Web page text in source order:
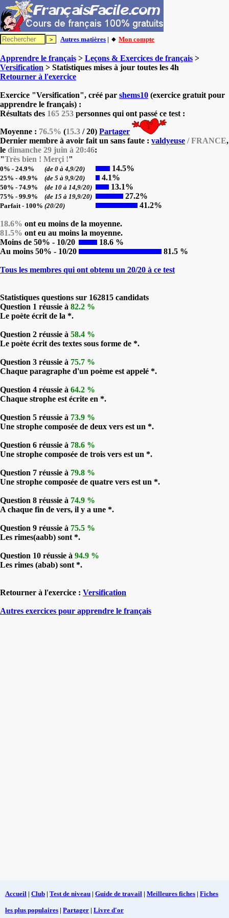
Autres matières | 🔸 Mon compte
Apprendre le français > Leçons & Exercices de français >
Versification > Statistiques mises à jour toutes les 4h
Retourner à l'exercice
Exercice "Versification", créé par shems10 (exercice gratuit pour
apprendre le français) :
Résultats des 165 253 personnes qui ont passé ce test :
Moyenne : 76.5% (15.3 / 20) Partager
Dernier membre à avoir fait un sans faute : valdyeuse / FRANCE,
le dimanche 29 juin à 20:46:
"Très bien ! Merçi !"
0% - 24.9% (de 0 à 4,9/20) 14.5%
25% - 49.9% (de 5 à 9,9/20) 4.1%
50% - 74.9% (de 10 à 14,9/20) 13.1%
75% - 99.9% (de 15 à 19,9/20) 27.2%
Parfait - 100% (20/20) 41.2%
18.6% ont eu moins de la moyenne.
81.5% ont eu au moins la moyenne.
Moins de 50% - 10/20
18.6 %
Au moins 50% - 10/20
81.5 %
Tous les membres qui ont obtenu un 20/20 à ce test
Statistiques questions sur 162815 candidats
Question 1 réussie à 82.2 %
Le poète écrit de la *.
Question 2 réussie à 58.4 %
Le poète écrit des textes sous forme de *.
Question 3 réussie à 75.7 %
Chaque paragraphe d'un poème est appelé *.
Question 4 réussie à 64.2 %
Chaque strophe est écrite en *.
Question 5 réussie à 73.9 %
Une strophe composée de deux vers est un *.
Question 6 réussie à 78.6 %
Une strophe composée de trois vers est un *.
Question 7 réussie à 79.8 %
Une strophe composée de quatre vers est un *.
Question 8 réussie à 74.9 %
A chaque fin de vers, il y a une *.
Question 9 réussie à 75.5 %
Les rimes(aabb) sont *.
Question 10 réussie à 94.9 %
Les rimes (abab) sont *.
Retourner à l'exercice : Versification
Autres exercices pour apprendre le français
Accueil | Club | Test de niveau | Guide de travail | Meilleures fiches | Fiches
les plus populaires | Partager | Livre d'or